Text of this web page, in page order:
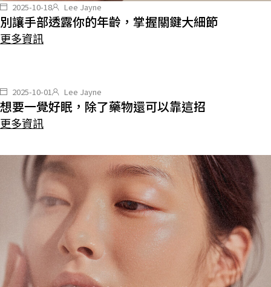
2025-10-18 Lee Jayne
別讓手部透露你的年齡，掌握關鍵大細節
更多資訊
2025-10-01 Lee Jayne
想要一覺好眠，除了藥物還可以靠這招
更多資訊